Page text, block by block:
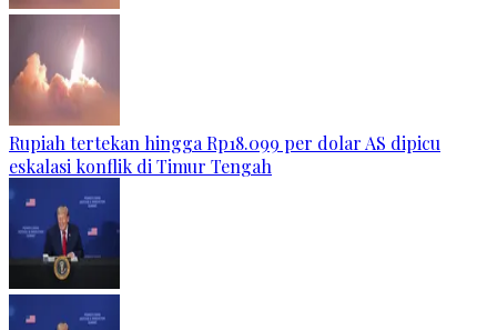
Rupiah tertekan hingga Rp18.099 per dolar AS dipicu
eskalasi konflik di Timur Tengah